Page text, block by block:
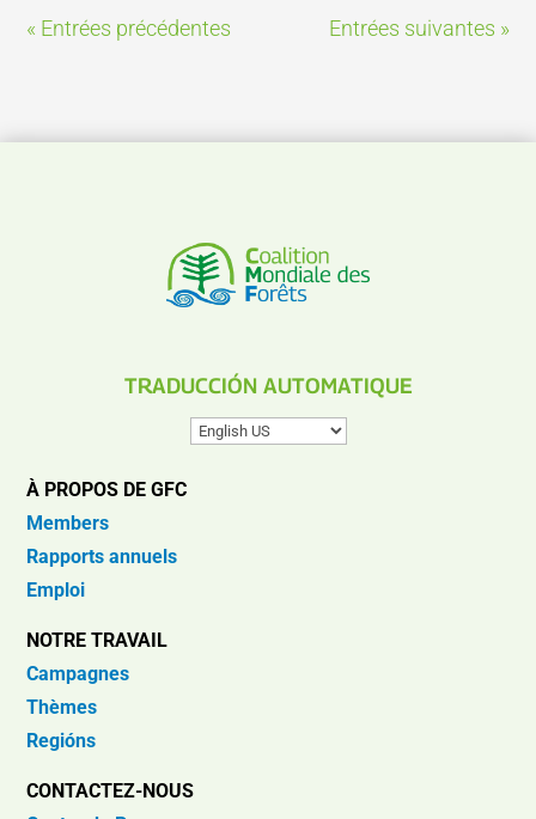
« Entrées précédentes Entrées suivantes »
TRADUCCIÓN AUTOMATIQUE
À PROPOS DE GFC
Members
Rapports annuels
Emploi
NOTRE TRAVAIL
Campagnes
Thèmes
Regións
CONTACTEZ-NOUS